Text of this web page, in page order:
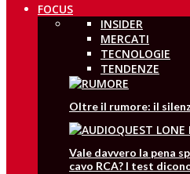
FOCUS
INSIDER
MERCATI
TECNOLOGIE
TENDENZE
Oltre il rumore: il
Vale davvero la pena
cavo RCA? I test